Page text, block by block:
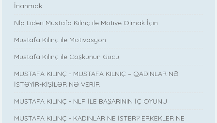
İnanmak
Nlp Lideri Mustafa Kılınç ile Motive Olmak İçin
Mustafa Kılınç ile Motivasyon
Mustafa Kılınç ile Coşkunun Gücü
MUSTAFA KILINÇ - MUSTAFA KILNIÇ – QADINLAR NƏ
İSTƏYİR-KİŞİLƏR NƏ VERİR
MUSTAFA KILINÇ - NLP İLE BAŞARININ İÇ OYUNU
MUSTAFA KILINÇ - KADINLAR NE İSTER? ERKEKLER NE